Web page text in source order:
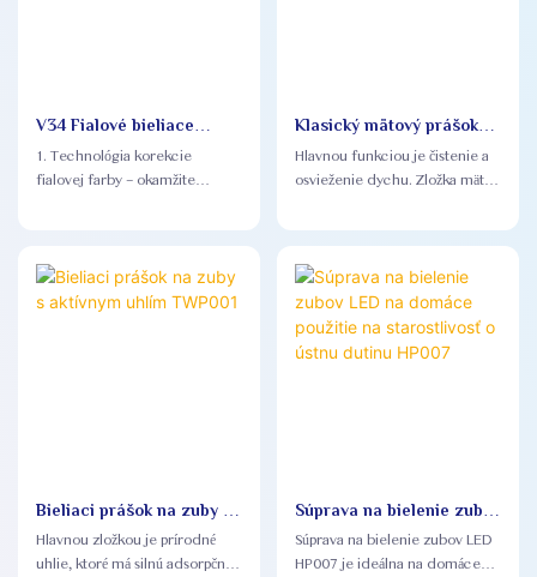
V34 Fialové bieliace
pásiky na zuby TWS001
1. Technológia korekcie
fialovej farby – okamžite
Fialový pigment priľne k
sklovine a opticky ruší žlté
naše suché rozpúšťajúce sa
pásiky pevne priľnú. 3.
Certifikácia CPSR a FDA – plne
Klasický mätový prášok
na bielenie zubov
TWP002
Hlavnou funkciou je čistenie a
osvieženie dychu. Zložka mäty
pomáha zmierniť zápach z úst
Bieliaci prášok na zuby s
aktívnym uhlím TWP001
Hlavnou zložkou je prírodné
uhlie, ktoré má silnú adsorpčnú
Súprava na bielenie zubov
LED na domáce použitie
na starostlivosť o ústnu
Súprava na bielenie zubov LED
HP007 je ideálna na domáce